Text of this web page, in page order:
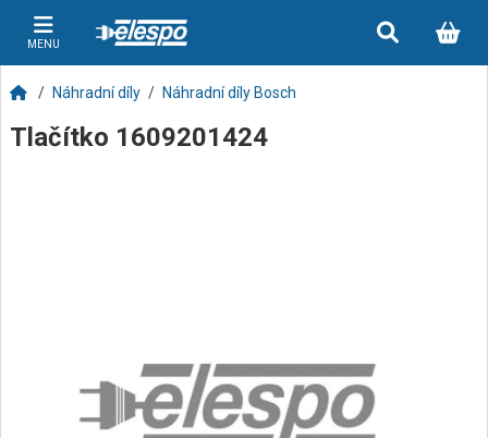
MENU
Náhradní díly Náhradní díly Bosch
Tlačítko 1609201424